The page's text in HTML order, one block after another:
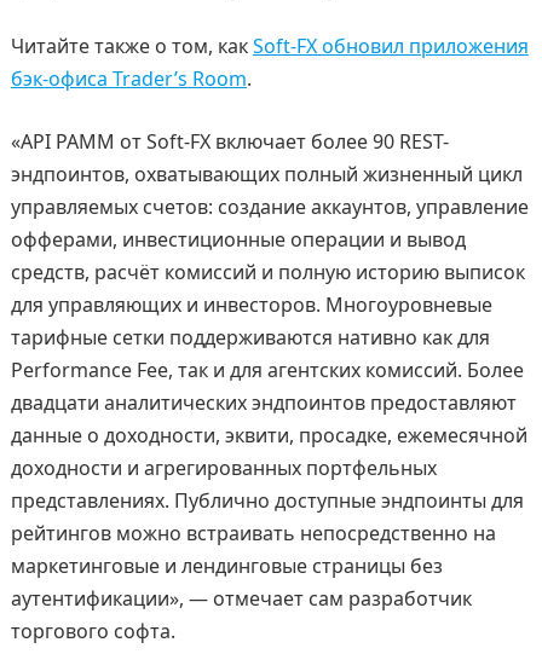
Читайте также о том, какSoft-FX обновил приложения
бэк-офиса Trader’s Room.
«API PAMM от Soft-FX включает более 90 REST-
эндпоинтов, охватывающих полный жизненный цикл
управляемых счетов: создание аккаунтов, управление
офферами, инвестиционные операции и вывод
средств, расчёт комиссий и полную историю выписок
для управляющих и инвесторов. Многоуровневые
тарифные сетки поддерживаются нативно как для
Performance Fee, так и для агентских комиссий. Более
двадцати аналитических эндпоинтов предоставляют
данные о доходности, эквити, просадке, ежемесячной
доходности и агрегированных портфельных
представлениях. Публично доступные эндпоинты для
рейтингов можно встраивать непосредственно на
маркетинговые и лендинговые страницы без
аутентификации», — отмечает сам разработчик
торгового софта.